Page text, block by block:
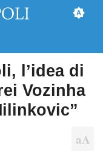
l’idea di
Vozinha